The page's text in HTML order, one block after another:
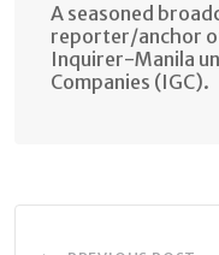
A seasoned
reporter/anchor
Inquirer-Manila
Companies (IGC).